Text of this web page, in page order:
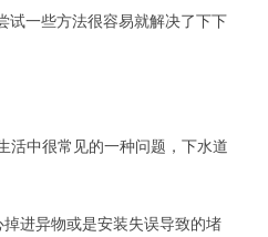
试一些方法很容易就解决了下下
活中很常见的一种问题，下水道
进异物或是安装失误导致的堵